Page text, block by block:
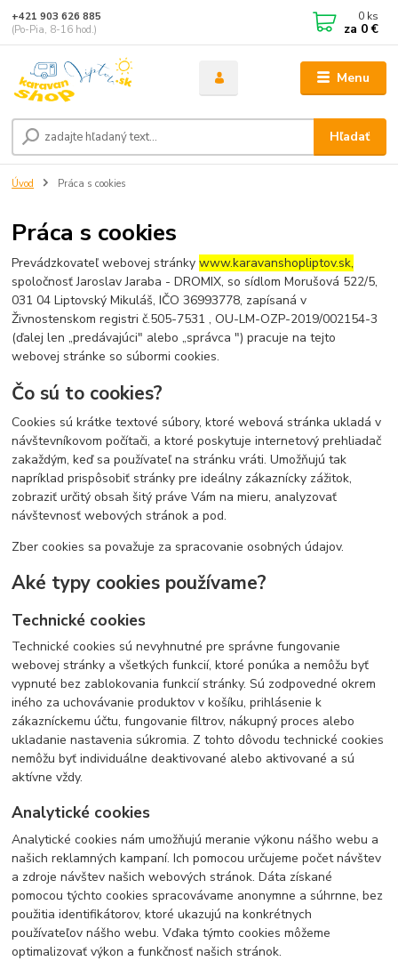
Menu
Hľadať
+421 903 626 885
(Po-Pia, 8-16 hod.)
0 ks
za 0 €
Úvod Práca s cookies
Práca s cookies
Prevádzkovateľ webovej stránkywww.karavanshopliptov.sk,
spoločnosť Jaroslav Jaraba - DROMIX, so sídlom Morušová 522/5,
031 04 Liptovský Mikuláš, IČO 36993778, zapísaná v
Živnostenskom registri č.505-7531 , OU-LM-OZP-2019/002154-3
(ďalej len „predávajúci" alebo „správca ") pracuje na tejto
webovej stránke so súbormi cookies.
Čo sú to cookies?
Cookies sú krátke textové súbory, ktoré webová stránka ukladá v
návštevníkovom počítači, a ktoré poskytuje internetový prehliadač
zakaždým, keď sa používateľ na stránku vráti. Umožňujú tak
napríklad prispôsobiť stránky pre ideálny zákaznícky zážitok,
zobraziť určitý obsah šitý práve Vám na mieru, analyzovať
návštevnosť webových stránok a pod.
Zber cookies sa považuje za spracovanie osobných údajov.
Aké typy cookies používame?
Technické cookies
Technické cookies sú nevyhnutné pre správne fungovanie
webovej stránky a všetkých funkcií, ktoré ponúka a nemôžu byť
vypnuté bez zablokovania funkcií stránky. Sú zodpovedné okrem
iného za uchovávanie produktov v košíku, prihlásenie k
zákazníckemu účtu, fungovanie filtrov, nákupný proces alebo
ukladanie nastavenia súkromia. Z tohto dôvodu technické cookies
nemôžu byť individuálne deaktivované alebo aktivované a sú
aktívne vždy.
Analytické cookies
Analytické cookies nám umožňujú meranie výkonu nášho webu a
našich reklamných kampaní. Ich pomocou určujeme počet návštev
a zdroje návštev našich webových stránok. Dáta získané
pomocou týchto cookies spracovávame anonymne a súhrnne, bez
použitia identifikátorov, ktoré ukazujú na konkrétnych
používateľov nášho webu. Vďaka týmto cookies môžeme
optimalizovať výkon a funkčnosť našich stránok.